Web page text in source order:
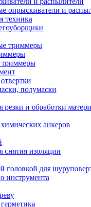
опрыскиватели и
техника
триммеры
триммеры
полумаски
резки и обработки
анкеров
снятия изоляции
головкой для
инструмента